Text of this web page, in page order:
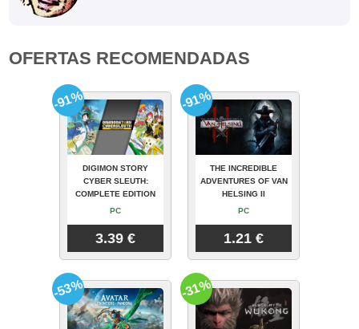
OFERTAS RECOMENDADAS
DIGIMON STORY
CYBER SLEUTH:
COMPLETE EDITION
PC
3.39 €
-91%
THE INCREDIBLE
ADVENTURES OF VAN
HELSING II
PC
1.21 €
-91%
-53% -31%